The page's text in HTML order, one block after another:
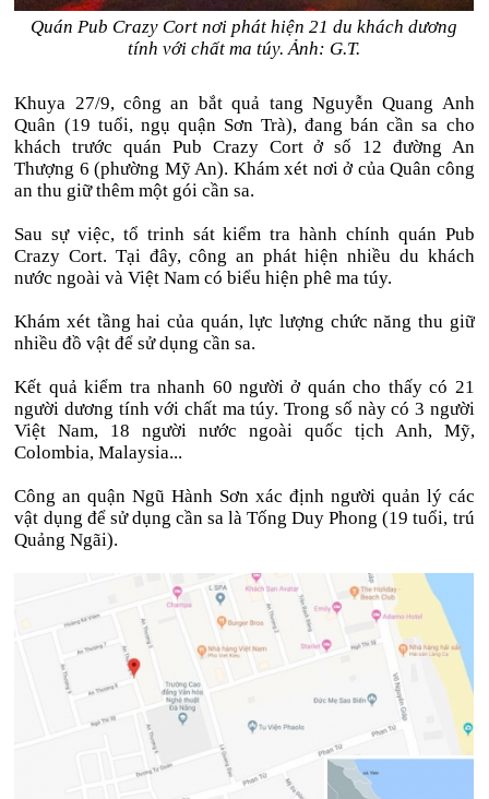
Quán Pub Crazy Cort nơi phát hiện 21 du khách dương
tính với chất ma túy. Ảnh: G.T.
Khuya 27/9, công an bắt quả tang Nguyễn Quang Anh
Quân (19 tuổi, ngụ quận Sơn Trà), đang bán cần sa cho
khách trước quán Pub Crazy Cort ở số 12 đường An
Thượng 6 (phường Mỹ An). Khám xét nơi ở của Quân công
an thu giữ thêm một gói cần sa.
Sau sự việc, tổ trinh sát kiểm tra hành chính quán Pub
Crazy Cort. Tại đây, công an phát hiện nhiều du khách
nước ngoài và Việt Nam có biểu hiện phê ma túy.
Khám xét tầng hai của quán, lực lượng chức năng thu giữ
nhiều đồ vật để sử dụng cần sa.
Kết quả kiểm tra nhanh 60 người ở quán cho thấy có 21
người dương tính với chất ma túy. Trong số này có 3 người
Việt Nam, 18 người nước ngoài quốc tịch Anh, Mỹ,
Colombia, Malaysia...
Công an quận Ngũ Hành Sơn xác định người quản lý các
vật dụng để sử dụng cần sa là Tống Duy Phong (19 tuổi, trú
Quảng Ngãi).